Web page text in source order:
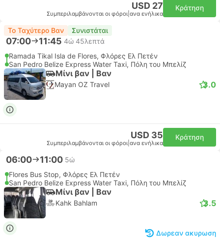
USD 27
Συμπεριλαμβάνονται οι φόροι ανα ενήλικα
Κράτηση
Το Ταχύτερο Βαν Συνιστάται
07:00 11:45 4ώ 45λεπτά
Ramada Tikal Isla de Flores, Φλόρες Ελ Πετέν
San Pedro Belize Express Water Taxi, Πόλη του Μπελίζ
Μίνι βαν | Βαν
Mayan OZ Travel 3.0
USD 35
Συμπεριλαμβάνονται οι φόροι ανα ενήλικα
Κράτηση
06:00 11:00 5ώ
Flores Bus Stop, Φλόρες Ελ Πετέν
San Pedro Belize Express Water Taxi, Πόλη του Μπελίζ
Μίνι βαν | Βαν
Kahk Bahlam 3.5
Δωρεαν ακυρωση